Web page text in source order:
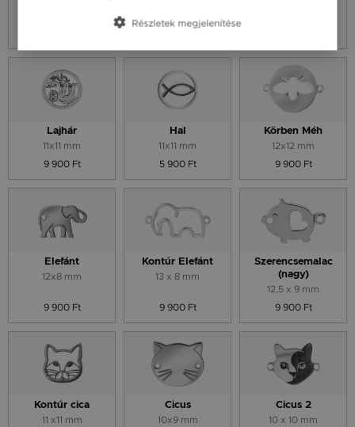
Lajhár
11x11 mm
9 900 Ft
Hal
11x11 mm
5 900 Ft
Körben Méh
12x12 mm
9 900 Ft
Elefánt
12x8 mm
9 900 Ft
Kontúr Elefánt
13 x 8 mm
9 900 Ft
Szerencsemalac
(nagy)
12,5 x 9 mm
9 900 Ft
Kontúr cica
11 x11 mm
Cicus
10x9 mm
Cicus 2
10 x 10 mm
Részletek megjelenítése